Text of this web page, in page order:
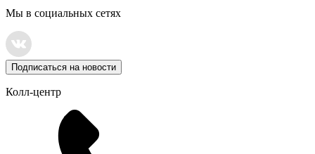
Мы в социальных сетях
Подписаться на новости
Колл-центр